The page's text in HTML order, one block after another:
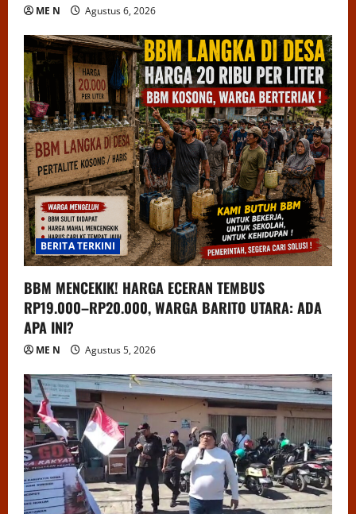
ME N Agustus 6, 2026
BERITA TERKINI
BBM MENCEKIK! HARGA ECERAN TEMBUS
RP19.000–RP20.000, WARGA BARITO UTARA: ADA
APA INI?
ME N Agustus 5, 2026